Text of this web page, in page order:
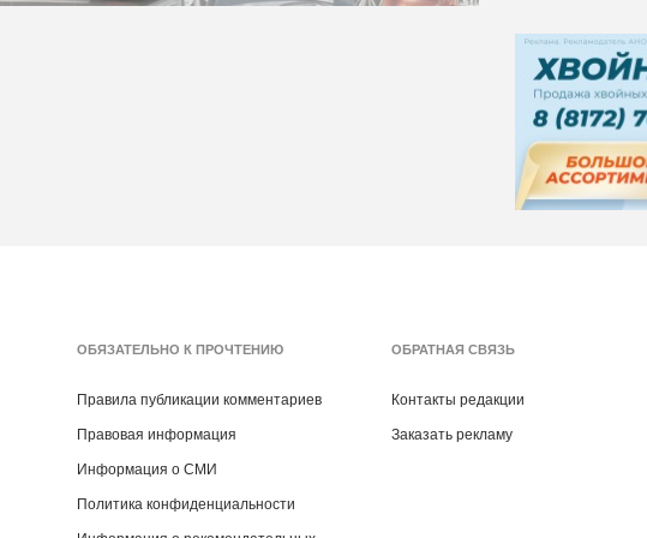
ОБЯЗАТЕЛЬНО К ПРОЧТЕНИЮ
Правила публикации комментариев
Правовая информация
Информация о СМИ
Политика конфиденциальности
ОБРАТНАЯ СВЯЗЬ
Контакты редакции
Заказать рекламу